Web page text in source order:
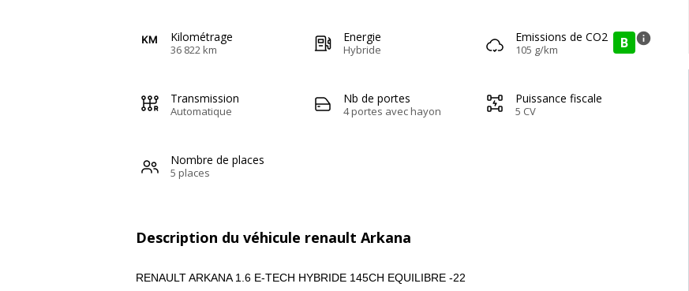
Kilométrage
36 822 km
Energie
Hybride
Emissions de CO2
105 g/km B info
Transmission
Automatique
Nb de portes
4 portes avec hayon
Puissance fiscale
5 CV
Nombre de places
5 places
Description du véhicule renault Arkana
RENAULT ARKANA 1.6 E-TECH HYBRIDE 145CH EQUILIBRE -22